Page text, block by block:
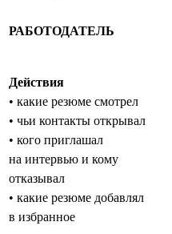
РАБОТОДАТЕЛЬ
Действия
• какие резюме смотрел
• чьи контакты открывал
• кого приглашал
на интервью и кому
отказывал
• какие резюме добавлял
в избранное